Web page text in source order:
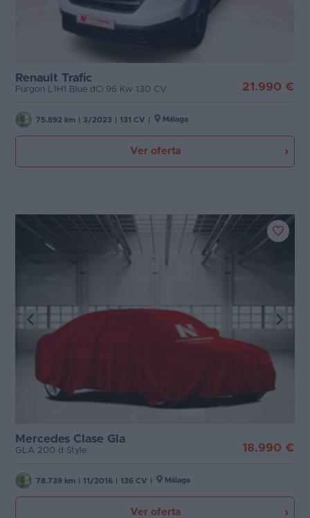
Renault Trafic
Furgon L1H1 Blue dCi 96 Kw 130 CV 21.990 €
75.892 km 3/2023 131 CV Málaga
Ver oferta
Mercedes Clase Gla
GLA 200 d Style 18.990 €
78.739 km 11/2016 136 CV Málaga
Ver oferta